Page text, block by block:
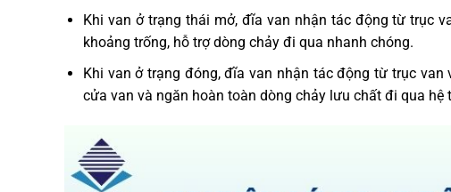
Khi van ở trạng thái mở, đĩa van nhận tác động từ trục
khoảng trống, hỗ trợ dòng chảy đi qua nhanh chóng.
Khi van ở trạng đóng, đĩa van nhận tác động từ trục
cửa van và ngăn hoàn toàn dòng chảy lưu chất đi qua hệ